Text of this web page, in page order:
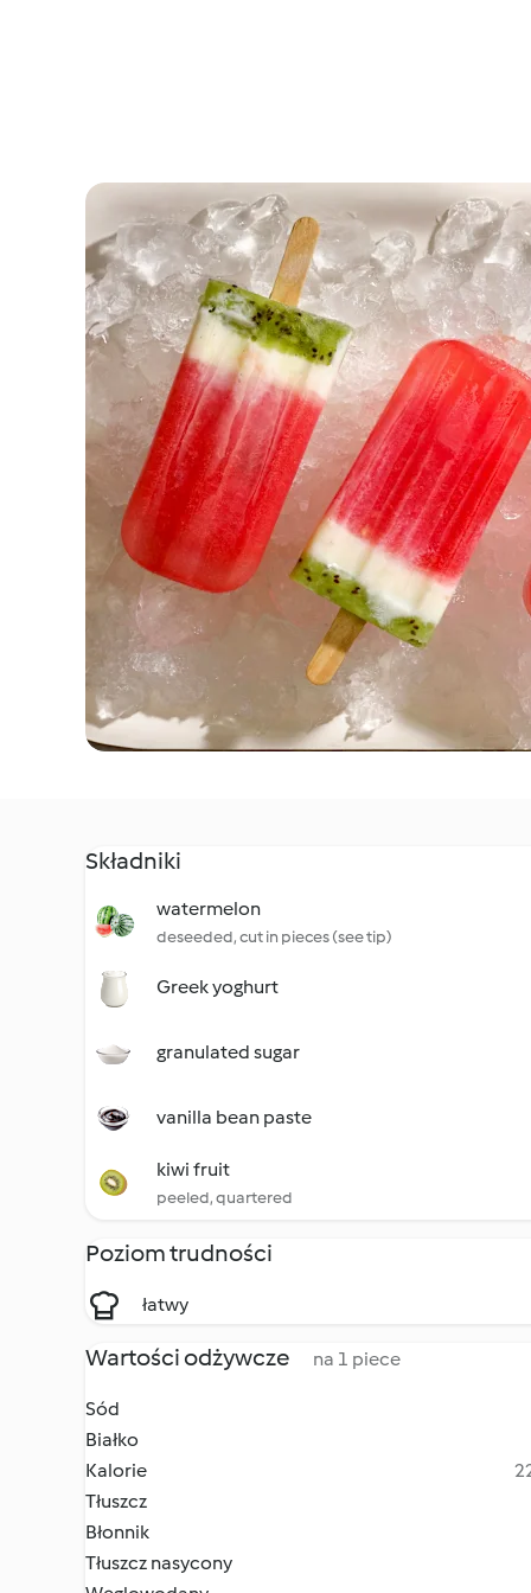
Składniki
watermelon
deseeded, cut in pieces (see tip)
Greek yoghurt
granulated sugar
vanilla bean paste
kiwi fruit
peeled, quartered
Poziom trudności
łatwy
Wartości odżywcze na 1 piece
Sód
Białko
Kalorie
Tłuszcz
Błonnik
Tłuszcz nasycony